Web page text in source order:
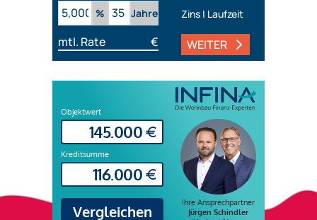
%
Jahre Zins | Laufzeit
mtl. Rate € WEITER